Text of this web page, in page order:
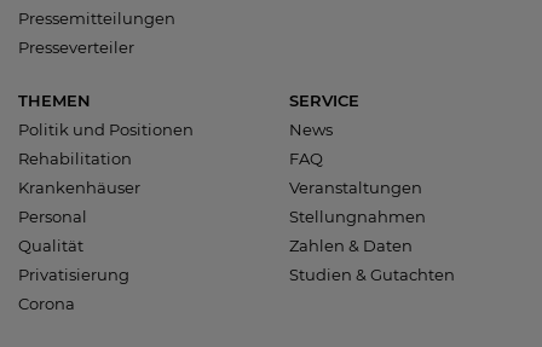
Pressemitteilungen
Presseverteiler
THEMEN
Politik und Positionen
Rehabilitation
Krankenhäuser
Personal
Qualität
Privatisierung
Corona
SERVICE
News
FAQ
Veranstaltungen
Stellungnahmen
Zahlen & Daten
Studien & Gutachten